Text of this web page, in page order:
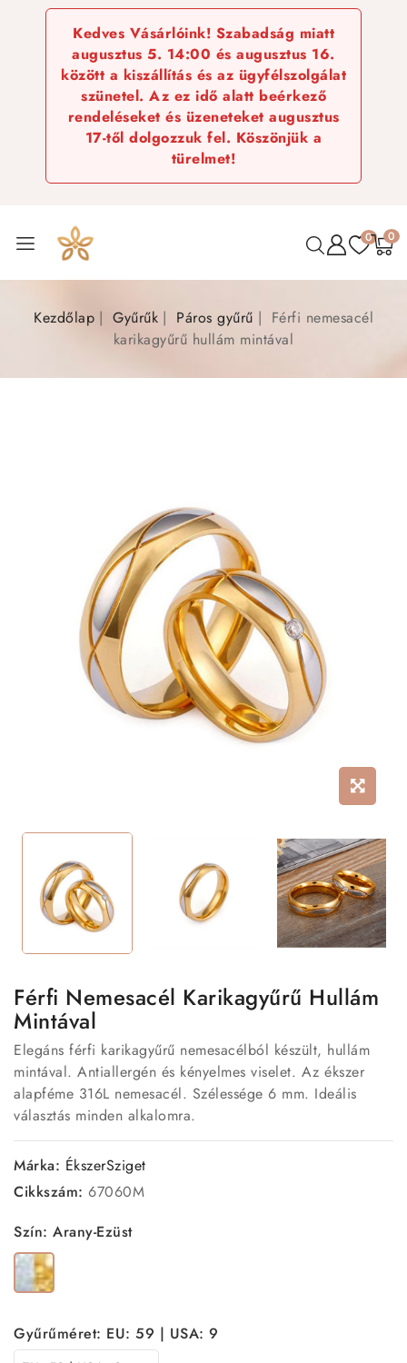
Kedves Vásárlóink! Szabadság miatt
augusztus 5. 14:00 és augusztus 16.
között a kiszállítás és az ügyfélszolgálat
szünetel. Az ez idő alatt beérkező
rendeléseket és üzeneteket augusztus
17-től dolgozzuk fel. Köszönjük a
türelmet!
0 0
Kezdőlap Gyűrűk Páros gyűrű
Férfi nemesacél
karikagyűrű hullám mintával
Férfi Nemesacél Karikagyűrű Hullám
Mintával
Elegáns férfi karikagyűrű nemesacélból készült, hullám
mintával. Antiallergén és kényelmes viselet. Az ékszer
alapféme 316L nemesacél. Szélessége 6 mm. Ideális
választás minden alkalomra.
Márka: ÉkszerSziget
Cikkszám: 67060M
Szín: Arany-Ezüst
Arany-
Ezüst
Gyűrűméret: EU: 59 | USA: 9